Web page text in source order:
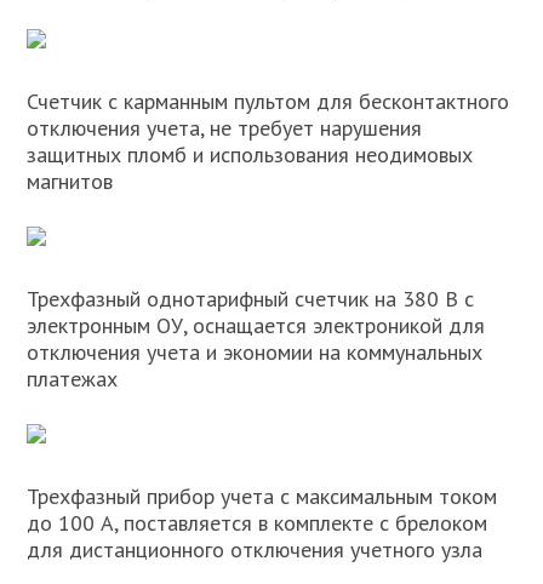
Счетчик с карманным пультом для бесконтактного
отключения учета, не требует нарушения
защитных пломб и использования неодимовых
магнитов
Трехфазный однотарифный счетчик на 380 В с
электронным ОУ, оснащается электроникой для
отключения учета и экономии на коммунальных
платежах
Трехфазный прибор учета с максимальным током
до 100 А, поставляется в комплекте с брелоком
для дистанционного отключения учетного узла